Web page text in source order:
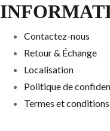
Contactez-nous
Retour & Échange
Localisation
Politique de
Termes et conditions